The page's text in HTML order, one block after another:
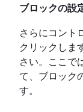
ブロックの設
さらにコント
クリックしま
さい。ここで
て、ブロック
す。